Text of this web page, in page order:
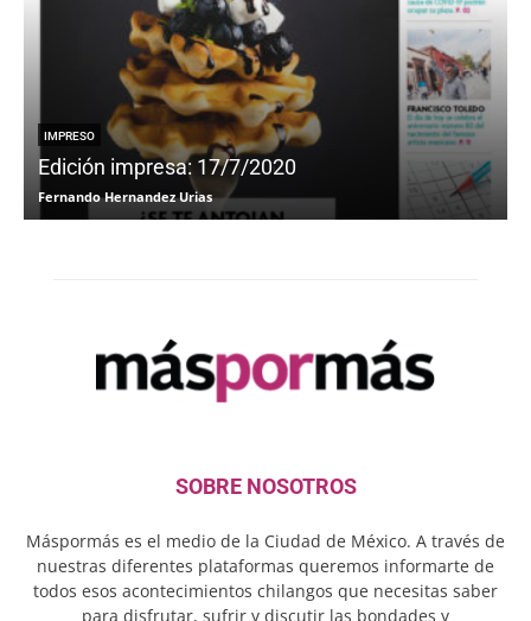
IMPRESO
Edición impresa: 17/7/2020
Fernando Hernandez Urias
SOBRE NOSOTROS
Máspormás es el medio de la Ciudad de México. A través de
nuestras diferentes plataformas queremos informarte de
todos esos acontecimientos chilangos que necesitas saber
para disfrutar, sufrir y discutir las bondades y